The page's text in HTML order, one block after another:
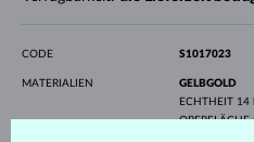
CODE S1017023
MATERIALIEN
GELBGOLD
ECHTHEIT 14
OBERFLÄCHE